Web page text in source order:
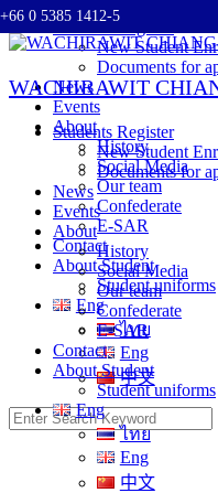
Skip
to
+66 0 5385 1412-5
WACHIRAWIT
Students Register
New Student
Documents for
News
Events
About
History
Social Media
Our team
Confederate
E-SAR
Contact
About Student
Student uniforms
Eng
ไทย
Eng
中文
Students Register
New Student
Documents for
News
Events
About
History
Social Media
Our team
Confederate
E-SAR
Contact
About Student
Student uniforms
Eng
ไทย
Eng
中文
Search
for: